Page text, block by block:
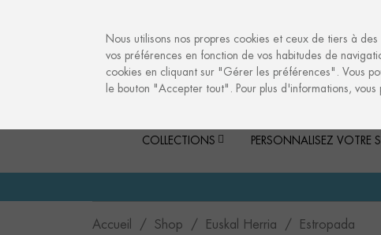
COLLECTIONS PERSONNALISEZ VOTRE
Accueil Shop Euskal Herria Estropada
Nous utilisons nos propres cookies et ceux de tiers à
vos préférences en fonction de vos habitudes de
cookies en cliquant sur "Gérer les préférences". Vous
le bouton "Accepter tout". Pour plus d'informations,